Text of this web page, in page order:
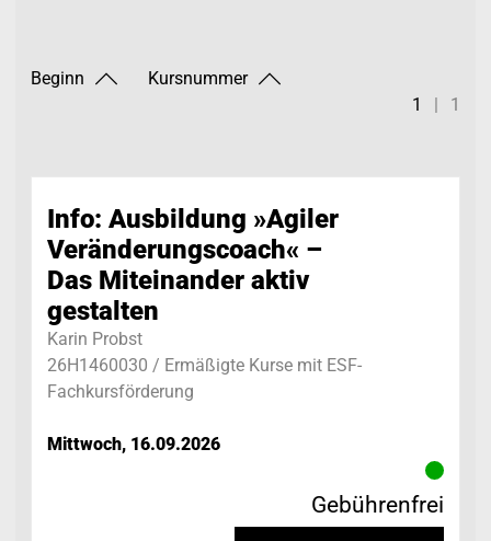
Beginn
Kursnummer
1
| 1
Info: Ausbildung »Agiler
Veränderungscoach« –
Das Miteinander aktiv
gestalten
Karin Probst
26H1460030 / Ermäßigte Kurse mit ESF-
Fachkursförderung
Mittwoch, 16.09.2026
Gebührenfrei